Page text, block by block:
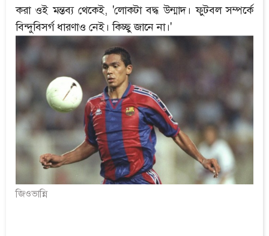
করা ওই মন্তব্য থেকেই, 'লোকটা বদ্ধ উন্মাদ। ফুটবল সম্পর্কে
বিন্দুবিসর্গ ধারণাও নেই। কিচ্ছু জানে না।'
জিওভান্নি